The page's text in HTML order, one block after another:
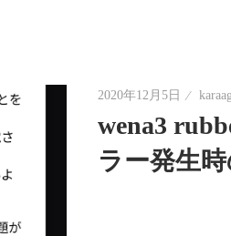
2020年12月5日
wena3
ラー発生